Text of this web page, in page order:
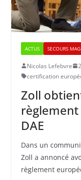
ACTUS SECOURS MAG
Nicolas Lefebvre
certification
Zoll
DAE
Dans un
Zoll a annoncé
règlement